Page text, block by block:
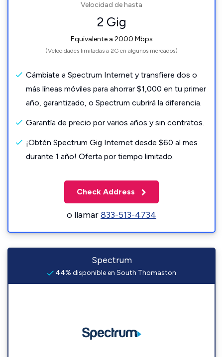
Velocidad de hasta
2 Gig
Equivalente a 2000 Mbps
(Velocidades limitadas a 2G en algunos mercados)
Cámbiate a Spectrum Internet y transfiere dos o
más líneas móviles para ahorrar $1,000 en tu primer
año, garantizado, o Spectrum cubrirá la diferencia.
Garantía de precio por varios años y sin contratos.
¡Obtén Spectrum Gig Internet desde $60 al mes
durante 1 año! Oferta por tiempo limitado.
Check Address
o llamar833-513-4734
Spectrum
44% disponible en South Thomaston